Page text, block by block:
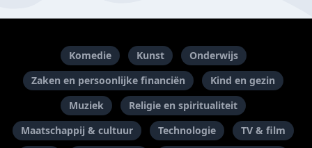
Komedie Kunst
Onderwijs
Zaken en persoonlijke financiën
Kind en gezin
Muziek
Religie en spiritualiteit
Maatschappij & cultuur
Technologie
TV & film